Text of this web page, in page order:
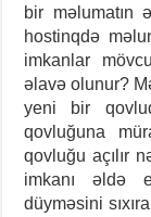
bir məlumatın
hostinqdə
imkanlar
əlavə olunur?
yeni bir
qovluğuna
qovluğu açılır
imkanı əldə
düyməsini